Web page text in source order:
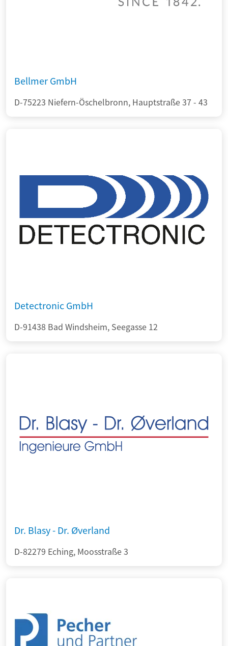
Bellmer GmbH
D-75223 Niefern-Öschelbronn, Hauptstraße 37 - 43
Detectronic GmbH
D-91438 Bad Windsheim, Seegasse 12
Dr. Blasy - Dr. Øverland
D-82279 Eching, Moosstraße 3